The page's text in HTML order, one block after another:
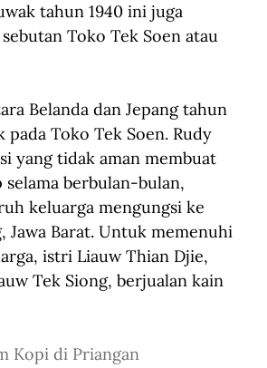
tahun 1940 ini juga
Toko Tek Soen atau
Belanda dan Jepang tahun
pada Toko Tek Soen. Rudy
yang tidak aman membuat
berbulan-bulan,
keluarga mengungsi ke
Jawa Barat. Untuk memenuhi
istri Liauw Thian Djie,
Tek Siong, berjualan kain
Kopi di Priangan